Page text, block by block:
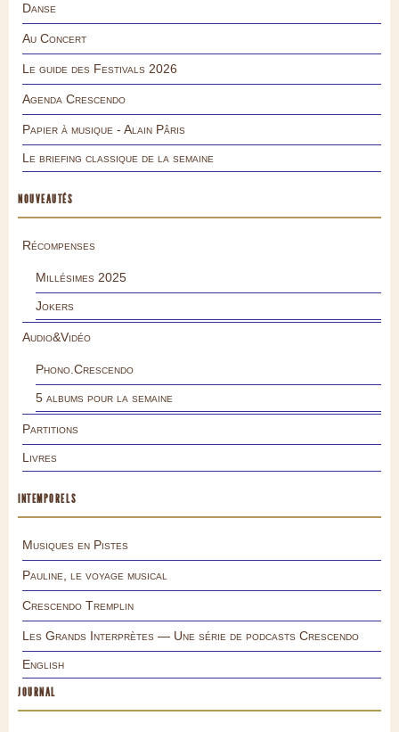
Danse
Au Concert
Le guide des Festivals 2026
Agenda Crescendo
Papier à musique - Alain Pâris
Le briefing classique de la semaine
NOUVEAUTÉS
Récompenses
Millésimes 2025
Jokers
Audio&Vidéo
Phono.Crescendo
5 albums pour la semaine
Partitions
Livres
INTEMPORELS
Musiques en Pistes
Pauline, le voyage musical
Crescendo Tremplin
Les Grands Interprètes — Une série de podcasts Crescendo
English
JOURNAL